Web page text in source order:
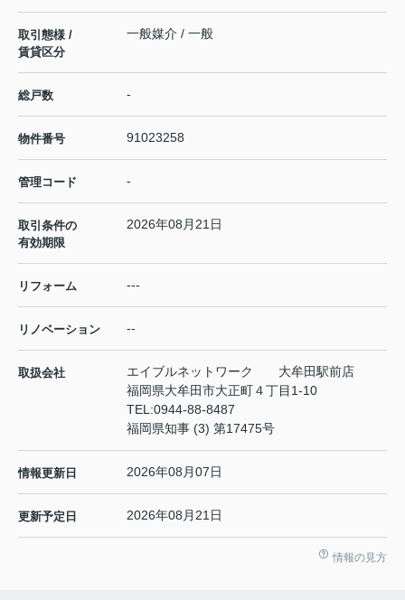
取引態様 /
賃貸区分
一般媒介 / 一般
総戸数 -
物件番号 91023258
管理コード -
取引条件の
有効期限
2026年08月21日
リフォーム ---
リノベーション --
取扱会社
エイブルネットワーク 大牟田駅前店
福岡県大牟田市大正町４丁目1-10
TEL:0944-88-8487
福岡県知事 (3) 第17475号
情報更新日 2026年08月07日
更新予定日 2026年08月21日
情報の見方